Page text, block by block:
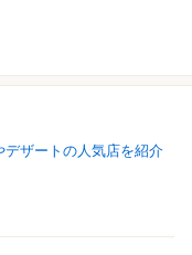
ザートの人気店を紹介